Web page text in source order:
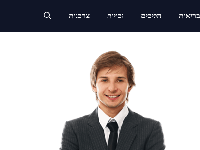
בריאות הליכים זכויות צרכנות